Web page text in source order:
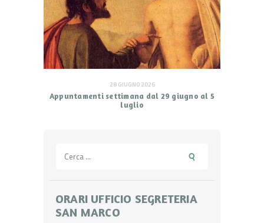
28 GIUGNO 2026
Appuntamenti settimana dal 29 giugno al 5
luglio
per:
ORARI UFFICIO SEGRETERIA
SAN MARCO